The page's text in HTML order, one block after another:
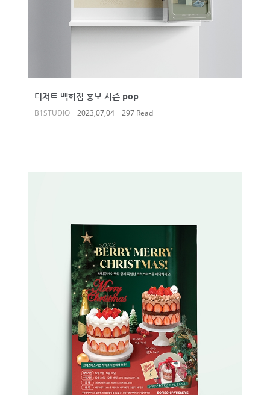
디저트 백화점 홍보 시즌 pop
B1STUDIO 2023,07,04 297 Read